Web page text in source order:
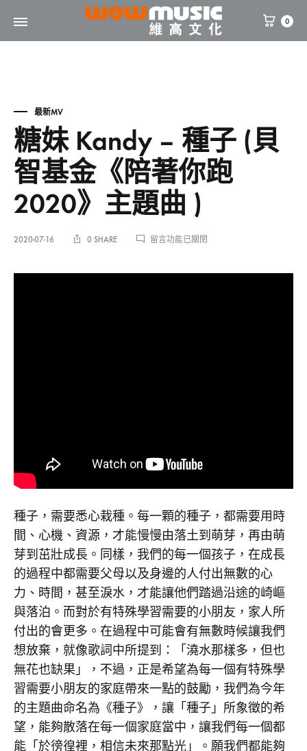
WOW
維
0
最新MV
糖妹 Kandy – 種子 (貝
智基金《陪著你跑
2020》主題曲 )
2020-07-16 0 SHARE
在
KANDY
曲
)〉
留言功能已關閉
(貝
智
基
金
《陪
著
你
跑
2020》
種子，需要悉心栽種。每一顆的種子，都需要用時
間、心機、資源，才能慢慢由落土到萌芽，再由萌
芽到茁壯成長。同樣，我們的每一個孩子，在成長
的過程中都需要父母以及身邊的人付出無數的心
力、時間，甚至淚水，才能讓他們踏過沿途的崎嶇
與落泊。而對於有特殊學習需要的小朋友，家人所
付出的會更多。在過程中可能會有無數時候讓我們
想放棄，就像歌詞中所提到：「澆水那樣多，但也
無花也缺果」，不過，正是希望為每一個有特殊學
習需要小朋友的家庭帶來一點的鼓勵，我們為今年
的主題曲命名為《種子》，讓「種子」所象徵的希
望，能夠散落在每一個家庭當中，讓我們每一個都
能「於徬徨裡，相信未來那點光」。願我們都能夠